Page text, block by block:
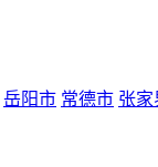
岳阳市 常德市 张家